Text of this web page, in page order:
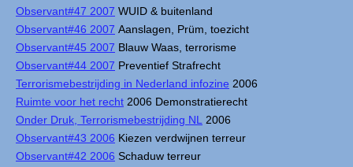
Observant#47 2007 WUID & buitenland
Observant#46 2007 Aanslagen, Prüm, toezicht
Observant#45 2007 Blauw Waas, terrorisme
Observant#44 2007 Preventief Strafrecht
Terrorismebestrijding in Nederland infozine 2006
Ruimte voor het recht 2006 Demonstratierecht
Onder Druk, Terrorismebestrijding NL
2006
Observant#43 2006 Kiezen verdwijnen terreur
Observant#42 2006 Schaduw terreur